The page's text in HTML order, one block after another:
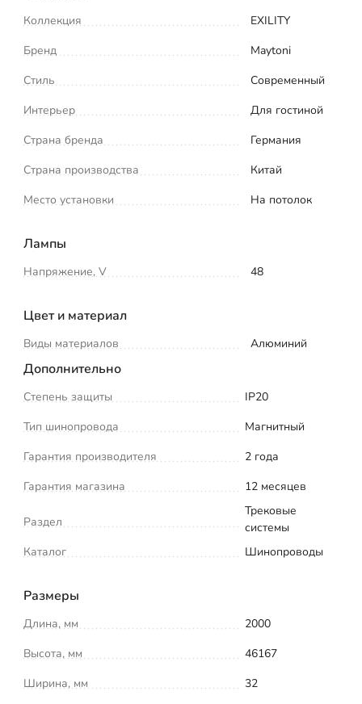
Коллекция
EXILITY
Бренд
Maytoni
Стиль
Современный
Интерьер
Для гостиной
Страна бренда
Германия
Страна производства
Китай
Место установки
На потолок
Лампы
Напряжение, V 48
Цвет и материал
Виды материалов Алюминий
Дополнительно
Степень защиты
IP20
Тип шинопровода
Магнитный
Гарантия производителя
2 года
Гарантия магазина
12 месяцев
Раздел
Трековые
системы
Каталог
Шинопроводы
Размеры
Длина, мм
2000
Высота, мм
46167
Ширина, мм
32